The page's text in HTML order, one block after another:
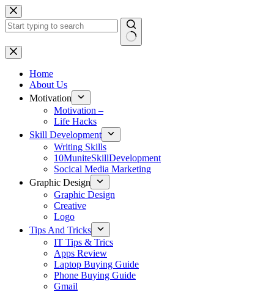
Skip
to
content
No
results
Home
About Us
Motivation
Motivation –
Life Hacks
Skill Development
Writing Skills
10MuniteSkillDevelopment
Socical Media Marketing
Graphic Design
Graphic Design
Creative
Logo
Tips And Tricks
IT Tips & Trics
Apps Review
Laptop Buying Guide
Phone Buying Guide
Gmail